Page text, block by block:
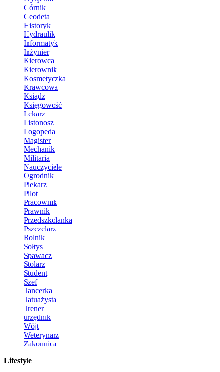
Górnik
Geodeta
Historyk
Hydraulik
Informatyk
Inżynier
Kierowca
Kierownik
Kosmetyczka
Krawcowa
Ksiądz
Księgowość
Lekarz
Listonosz
Logopeda
Magister
Mechanik
Militaria
Nauczyciele
Ogrodnik
Piekarz
Pilot
Pracownik
Prawnik
Przedszkolanka
Pszczelarz
Rolnik
Sołtys
Spawacz
Stolarz
Student
Szef
Tancerka
Tatuażysta
Trener
urzędnik
Wójt
Weterynarz
Zakonnica
Lifestyle